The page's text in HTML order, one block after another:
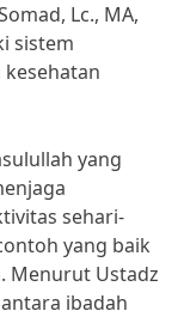
Lc., MA,
sistem
yang
sehari-
yang baik
Menurut Ustadz
ibadah